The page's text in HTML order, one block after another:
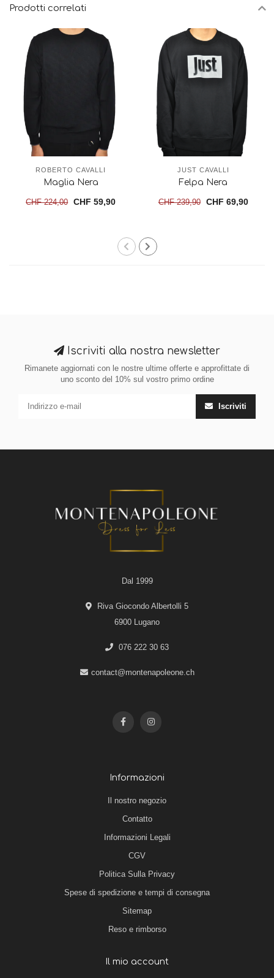
Prodotti correlati
ROBERTO CAVALLI
Maglia Nera
CHF 224,00 CHF 59,90
JUST CAVALLI
Felpa Nera
CHF 239,90 CHF 69,90
Iscriviti alla nostra newsletter
Rimanete aggiornati con le nostre ultime offerte e approfittate di
uno sconto del 10% sul vostro primo ordine
Iscriviti
Dal 1999
Riva Giocondo Albertolli 5
6900 Lugano
076 222 30 63
contact@montenapoleone.ch
Informazioni
Il nostro negozio
Contatto
Informazioni Legali
CGV
Politica Sulla Privacy
Spese di spedizione e tempi di consegna
Sitemap
Reso e rimborso
Il mio account